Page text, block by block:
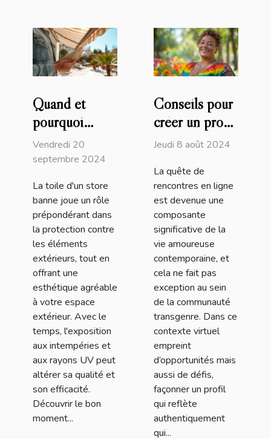
Quand et
pourquoi
remplacer la
toile de votre
Vendredi 20
septembre 2024
La toile d'un store
banne joue un rôle
prépondérant dans
la protection contre
les éléments
extérieurs, tout en
offrant une
esthétique agréable
à votre espace
extérieur. Avec le
temps, l'exposition
aux intempéries et
aux rayons UV peut
altérer sa qualité et
son efficacité.
Découvrir le bon
moment...
Conseils pour
créer un profil
attrayant sur
rencontres
transgenres
Jeudi 8 août 2024
La quête de
rencontres en ligne
est devenue une
composante
significative de la
vie amoureuse
contemporaine, et
cela ne fait pas
exception au sein
de la communauté
transgenre. Dans ce
contexte virtuel
empreint
d’opportunités mais
aussi de défis,
façonner un profil
qui reflète
authentiquement
qui...